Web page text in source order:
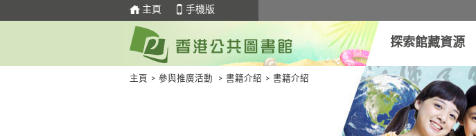
主頁 手機版
探索館藏資源
主頁 > 參與推廣活動 > 書籍介紹 > 書籍介紹